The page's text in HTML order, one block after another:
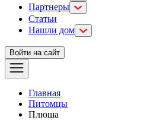
Партнеры
Статьи
Нашли дом
Войти на сайт
Главная
Питомцы
Плюша